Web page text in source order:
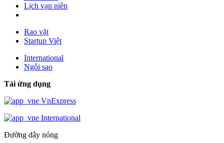
Lịch vạn niên
Rao vặt
Startup Việt
International
Ngôi sao
Tải ứng dụng
VnExpress
International
Đường dây nóng